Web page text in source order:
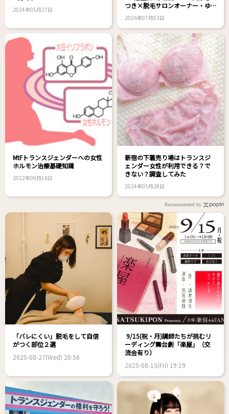
2024年05月27日
つき×脱毛サロンオーナー・ゆ
2026年07月03日
MtFトランスジェンダーへの女性
ホルモン治療基礎知識
2022年09月16日
新宿の下着売り場はトランスジ
ェンダー女性が利用できる？で
きない？調査してみた
2024年05月28日
Recommended by
「バレにくい」脱毛をして自信
がつく部位２選
2025-08-27(Wed) 20:56
9/15(祝・月)講師たちが挑むリ
ーディング舞台劇「楽屋」（交
流会有り）
2025-08-15(Fri) 19:19